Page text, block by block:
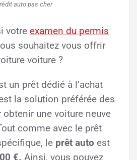
auto pas cher
votre examen du permis
souhaitez vous offrir
voiture ?
un prêt dédié à l’achat
la solution préférée des
une voiture neuve
comme avec le prêt
le prêt auto est
€. Ainsi, vous pouvez